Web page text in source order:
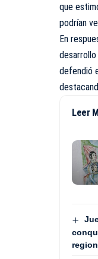
que
podrían
En
defendió
Leer